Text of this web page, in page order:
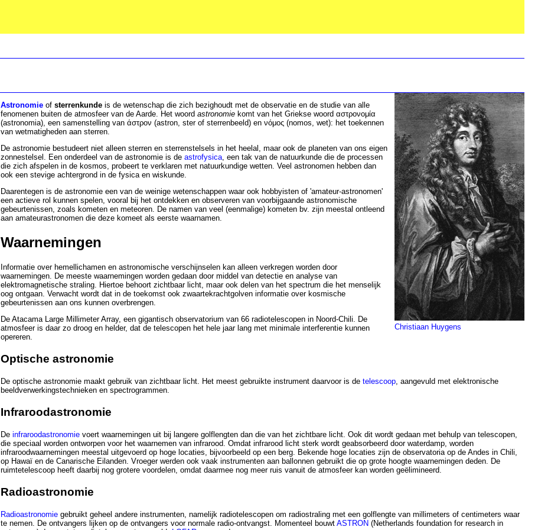
Christiaan Huygens
Astronomieof sterrenkundeis de wetenschap die zich bezighoudt met de observatie en de studie van alle
fenomenen buiten de atmosfeer van de Aarde. Het woord astronomiekomt van het Griekse woord αστρονομία
(astronomia), een samenstelling van άστρον (astron, ster of sterrenbeeld) en νόμος (nomos, wet): het toekennen
van wetmatigheden aan sterren.
De astronomie bestudeert niet alleen sterren en sterrenstelsels in het heelal, maar ook de planeten van ons eigen
zonnestelsel. Een onderdeel van de astronomie is de astrofysica, een tak van de natuurkunde die de processen
die zich afspelen in de kosmos, probeert te verklaren met natuurkundige wetten. Veel astronomen hebben dan
ook een stevige achtergrond in de fysica en wiskunde.
Daarentegen is de astronomie een van de weinige wetenschappen waar ook hobbyisten of 'amateur-astronomen'
een actieve rol kunnen spelen, vooral bij het ontdekken en observeren van voorbijgaande astronomische
gebeurtenissen, zoals kometen en meteoren. De namen van veel (eenmalige) kometen bv. zijn meestal ontleend
aan amateurastronomen die deze komeet als eerste waarnamen.
Waarnemingen
Informatie over hemellichamen en astronomische verschijnselen kan alleen verkregen worden door
waarnemingen. De meeste waarnemingen worden gedaan door middel van detectie en analyse van
elektromagnetische straling. Hiertoe behoort zichtbaar licht, maar ook delen van het spectrum die het menselijk
oog ontgaan. Verwacht wordt dat in de toekomst ook zwaartekrachtgolven informatie over kosmische
gebeurtenissen aan ons kunnen overbrengen.
De Atacama Large Millimeter Array, een gigantisch observatorium van 66 radiotelescopen in Noord-Chili. De
atmosfeer is daar zo droog en helder, dat de telescopen het hele jaar lang met minimale interferentie kunnen
opereren.
Optische astronomie
De optische astronomie maakt gebruik van zichtbaar licht. Het meest gebruikte instrument daarvoor is de telescoop, aangevuld met elektronische
beeldverwerkingstechnieken en spectrogrammen.
Infraroodastronomie
De infraroodastronomievoert waarnemingen uit bij langere golflengten dan die van het zichtbare licht. Ook dit wordt gedaan met behulp van telescopen,
die speciaal worden ontworpen voor het waarnemen van infrarood. Omdat infrarood licht sterk wordt geabsorbeerd door waterdamp, worden
infraroodwaarnemingen meestal uitgevoerd op hoge locaties, bijvoorbeeld op een berg. Bekende hoge locaties zijn de observatoria op de Andes in Chili,
op Hawaï en de Canarische Eilanden. Vroeger werden ook vaak instrumenten aan ballonnen gebruikt die op grote hoogte waarnemingen deden. De
ruimtetelescoop heeft daarbij nog grotere voordelen, omdat daarmee nog meer ruis vanuit de atmosfeer kan worden geëlimineerd.
Radioastronomie
Radioastronomiegebruikt geheel andere instrumenten, namelijk radiotelescopen om radiostraling met een golflengte van millimeters of centimeters waar
te nemen. De ontvangers lijken op de ontvangers voor normale radio-ontvangst. Momenteel bouwt ASTRON (Netherlands foundation for research in